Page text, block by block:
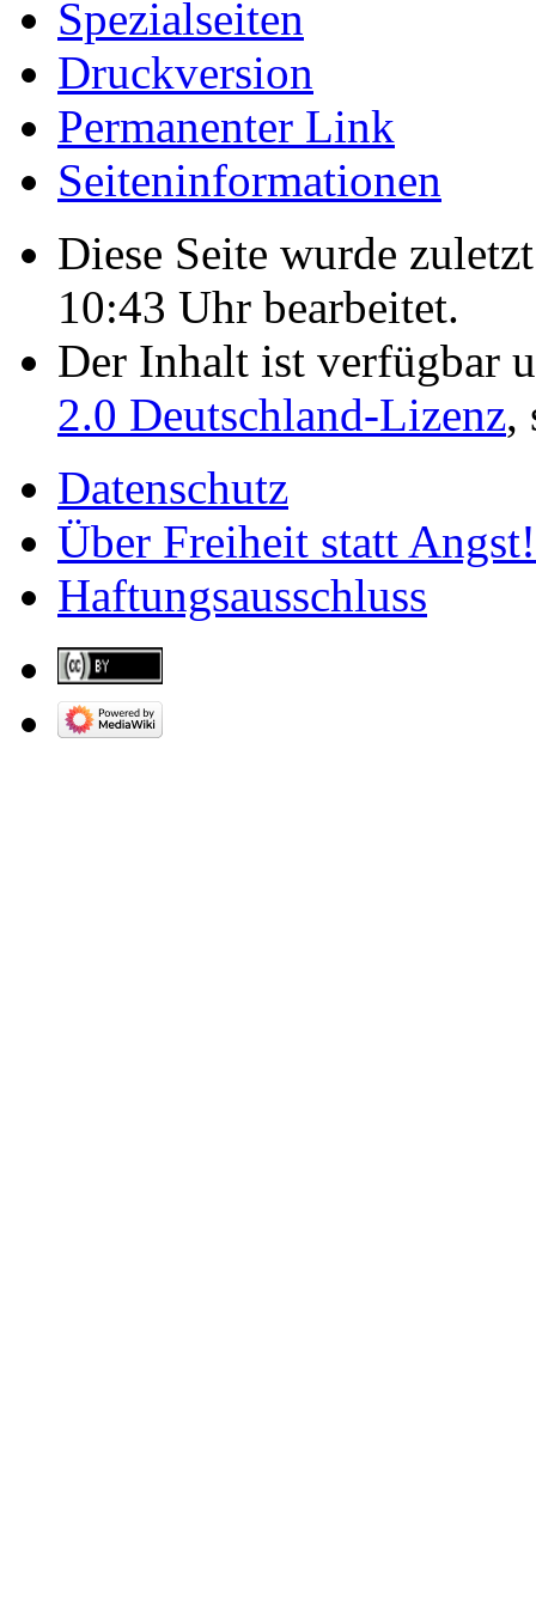
Spezialseiten
Druckversion
Permanenter Link
Seiten­­informationen
Diese Seite wurde
10:43 Uhr bearbeitet.
Der Inhalt ist verfügbar
2.0 Deutschland-Lizenz,
Datenschutz
Über Freiheit statt Angst!
Haftungsausschluss